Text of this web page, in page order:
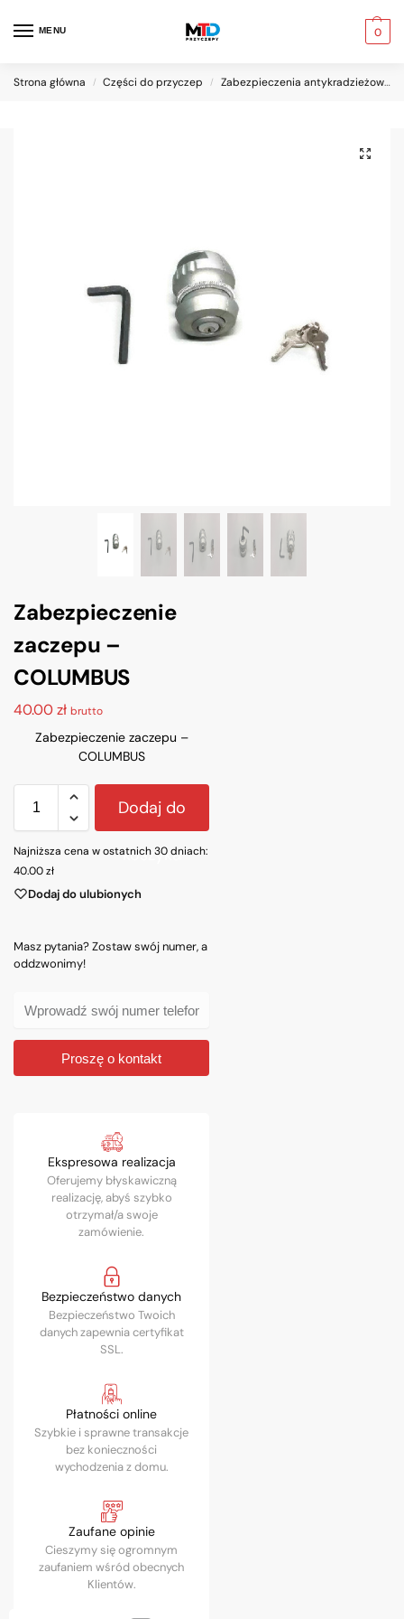
MENU 0
Strona główna / Części do przyczep / Zabezpieczenia antykradzieżowe
Zabezpieczenie
zaczepu –
COLUMBUS
40.00zł brutto
Zabezpieczenie zaczepu –
COLUMBUS
Dodaj do
koszyka
Najniższa cena w ostatnich 30 dniach:
40.00zł
Dodaj do ulubionych
Masz pytania? Zostaw swój numer, a
oddzwonimy!
Proszę o kontakt
Ekspresowa realizacja
Oferujemy błyskawiczną
realizację, abyś szybko
otrzymał/a swoje
zamówienie.
Bezpieczeństwo danych
Bezpieczeństwo Twoich
danych zapewnia certyfikat
SSL.
Płatności online
Szybkie i sprawne transakcje
bez konieczności
wychodzenia z domu.
Zaufane opinie
Cieszymy się ogromnym
zaufaniem wśród obecnych
Klientów.